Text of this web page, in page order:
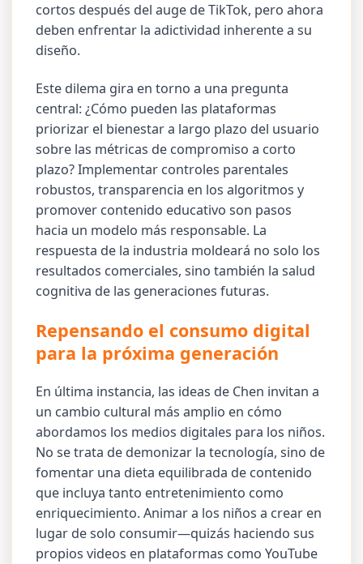
cortos después del auge de TikTok, pero ahora
deben enfrentar la adictividad inherente a su
diseño.
Este dilema gira en torno a una pregunta
central: ¿Cómo pueden las plataformas
priorizar el bienestar a largo plazo del usuario
sobre las métricas de compromiso a corto
plazo? Implementar controles parentales
robustos, transparencia en los algoritmos y
promover contenido educativo son pasos
hacia un modelo más responsable. La
respuesta de la industria moldeará no solo los
resultados comerciales, sino también la salud
cognitiva de las generaciones futuras.
Repensando el consumo digital
para la próxima generación
En última instancia, las ideas de Chen invitan a
un cambio cultural más amplio en cómo
abordamos los medios digitales para los niños.
No se trata de demonizar la tecnología, sino de
fomentar una dieta equilibrada de contenido
que incluya tanto entretenimiento como
enriquecimiento. Animar a los niños a crear en
lugar de solo consumir—quizás haciendo sus
propios videos en plataformas como YouTube